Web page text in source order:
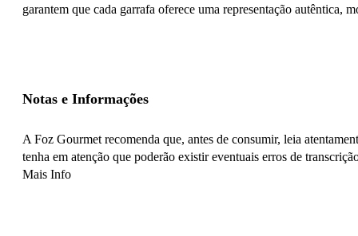
garantem que cada garrafa oferece uma representação autêntica,
Notas e Informações
A Foz Gourmet recomenda que, antes de consumir, leia
tenha em atenção que poderão existir eventuais erros de
Mais Info